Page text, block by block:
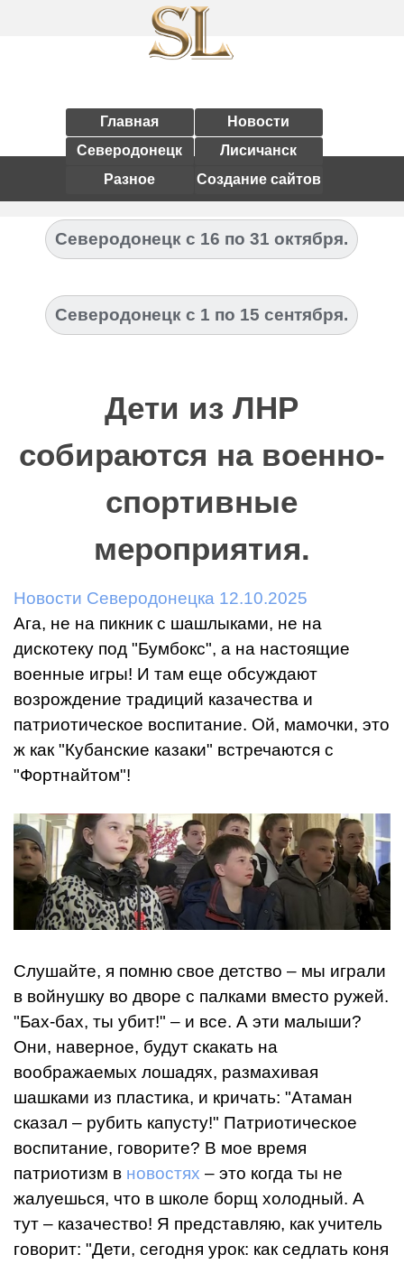
Главная
Новости
Северодонецк
Лисичанск
Разное
Создание сайтов
Северодонецк с 16 по 31 октября.
Северодонецк с 1 по 15 сентября.
Дети из ЛНР
собираются на военно-
спортивные
мероприятия.
Новости Северодонецка 12.10.2025
Ага, не на пикник с шашлыками, не на
дискотеку под "Бумбокс", а на настоящие
военные игры! И там еще обсуждают
возрождение традиций казачества и
патриотическое воспитание. Ой, мамочки, это
ж как "Кубанские казаки" встречаются с
"Фортнайтом"!
Слушайте, я помню свое детство – мы играли
в войнушку во дворе с палками вместо ружей.
"Бах-бах, ты убит!" – и все. А эти малыши?
Они, наверное, будут скакать на
воображаемых лошадях, размахивая
шашками из пластика, и кричать: "Атаман
сказал – рубить капусту!" Патриотическое
воспитание, говорите? В мое время
патриотизм в новостях – это когда ты не
жалуешься, что в школе борщ холодный. А
тут – казачество! Я представляю, как учитель
говорит: "Дети, сегодня урок: как седлать коня